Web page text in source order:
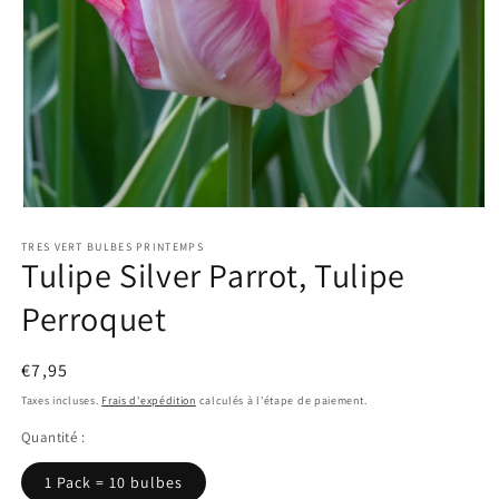
média
1
dans
fenêtre
modale
TRES VERT BULBES PRINTEMPS
Tulipe Silver Parrot, Tulipe
Perroquet
Prix
habituel
€7,95
Taxes incluses. Frais d'expédition calculés à l'étape de paiement.
Quantité :
1 Pack = 10 bulbes